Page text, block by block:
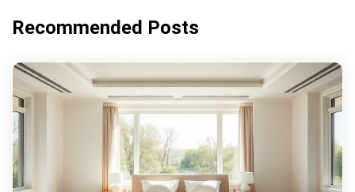
Recommended Posts